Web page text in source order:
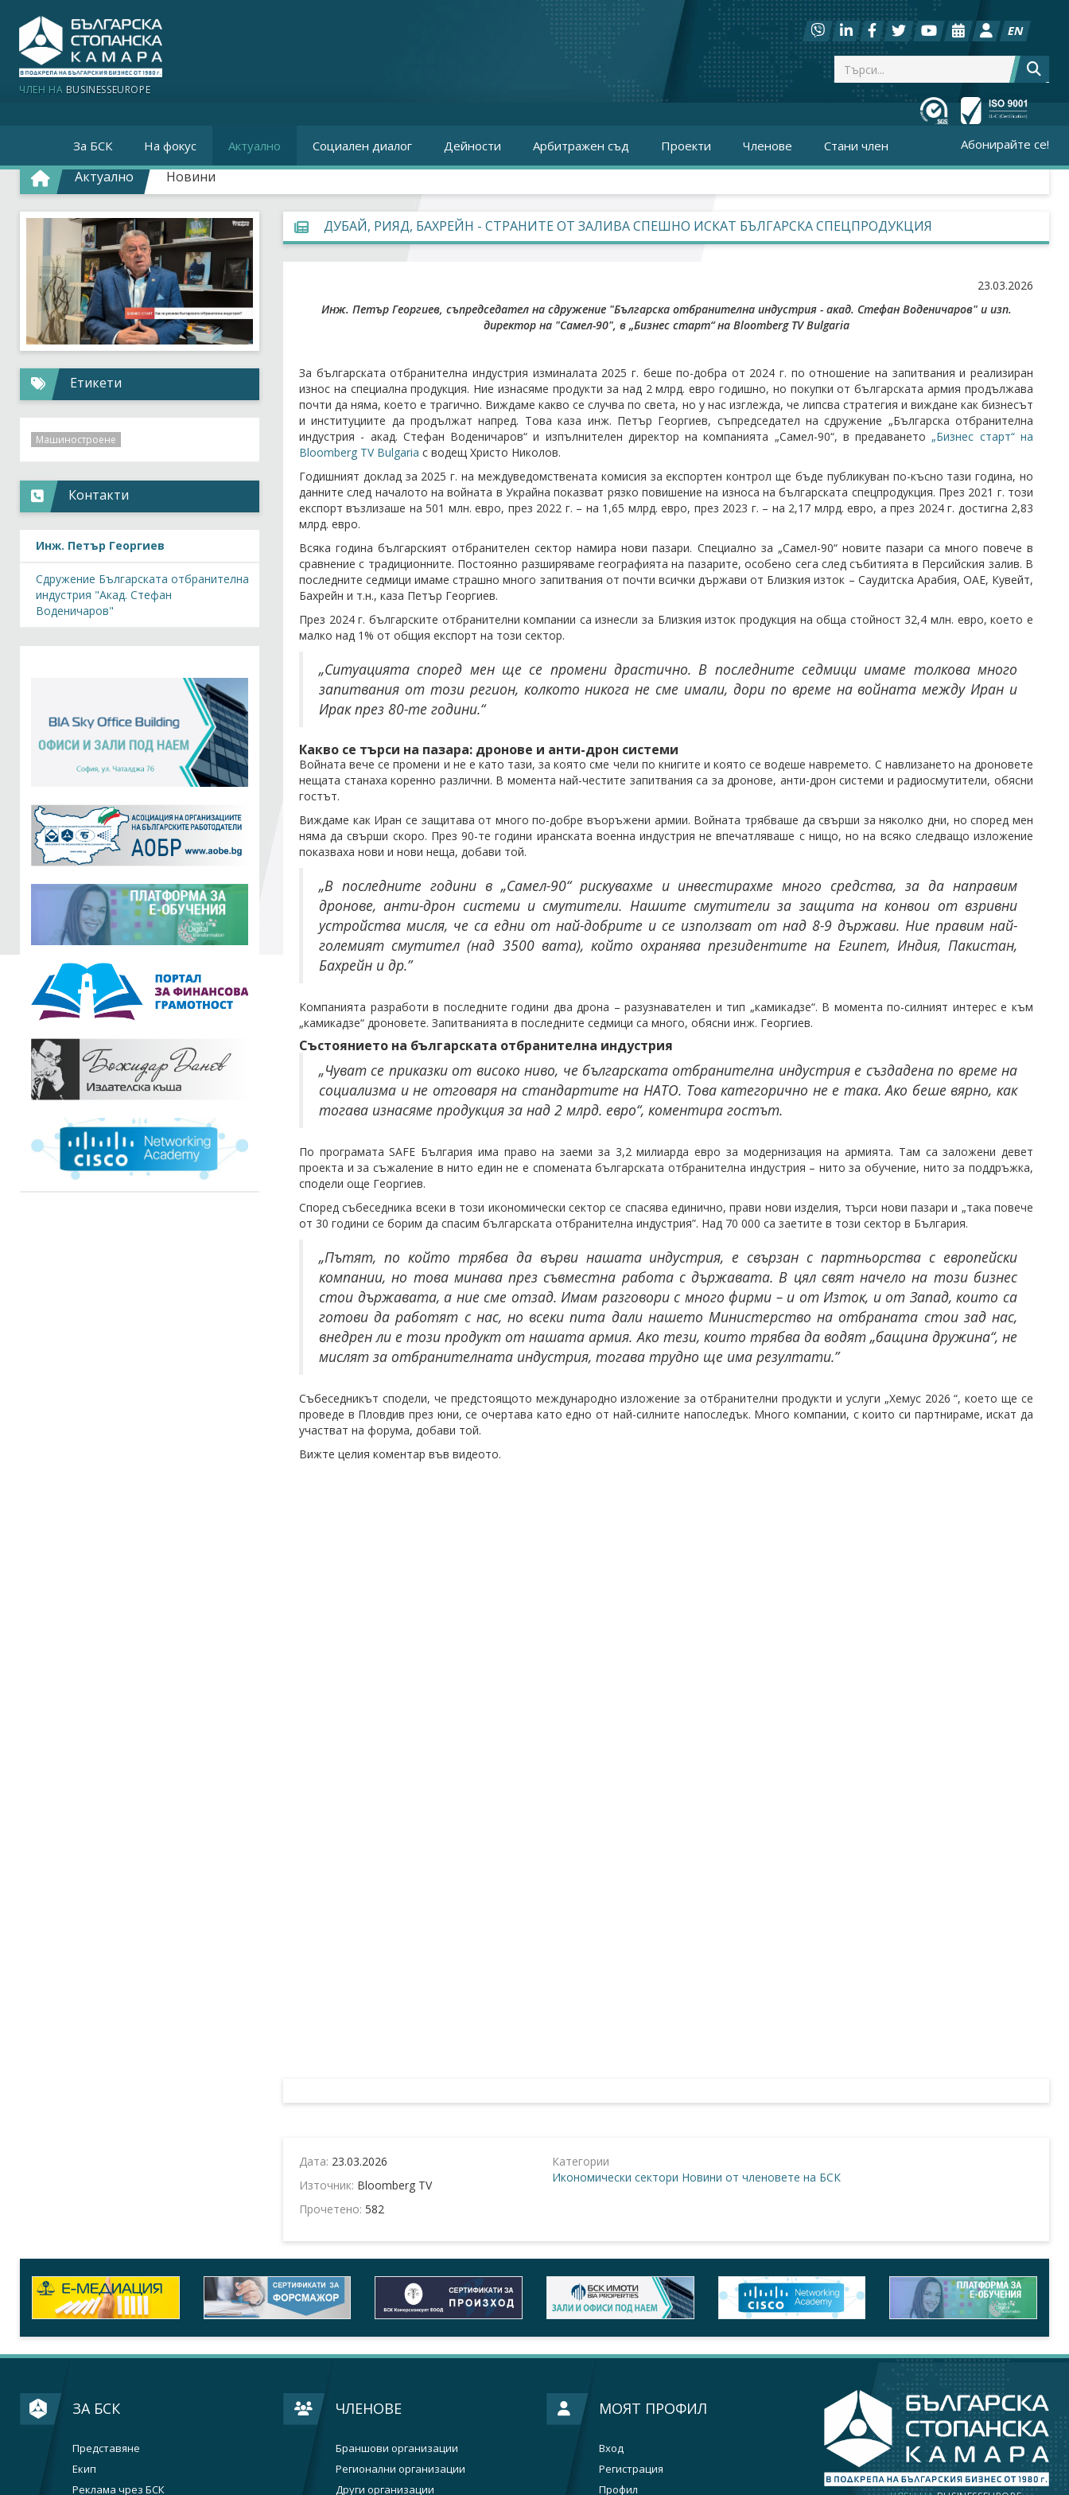
ЧЛЕН НА BUSINESSEUROPE
EN
За БСК На фокус Актуално Социален диалог Дейности Арбитражен съд Проекти Членове Стани член Абонирайте се!
Актуално Новини
ДУБАЙ, РИЯД, БАХРЕЙН - СТРАНИТЕ ОТ ЗАЛИВА СПЕШНО ИСКАТ БЪЛГАРСКА СПЕЦПРОДУКЦИЯ
23.03.2026
Инж. Петър Георгиев, съпредседател на сдружение "Българска отбранителна индустрия - акад. Стефан Воденичаров" и изп.
директор на "Самел-90", в „Бизнес старт“ на Bloomberg TV Bulgaria
За българската отбранителна индустрия изминалата 2025 г. беше по-добра от 2024 г. по отношение на запитвания и реализиран
износ на специална продукция. Ние изнасяме продукти за над 2 млрд. евро годишно, но покупки от българската армия продължава
почти да няма, което е трагично. Виждаме какво се случва по света, но у нас изглежда, че липсва стратегия и виждане как бизнесът
и институциите да продължат напред. Това каза инж. Петър Георгиев, съпредседател на сдружение „Българска отбранителна
индустрия - акад. Стефан Воденичаров“ и изпълнителен директор на компанията „Самел-90“, в предаването „Бизнес старт“ на
Bloomberg TV Bulgaria с водещ Христо Николов.
Годишният доклад за 2025 г. на междуведомствената комисия за експортен контрол ще бъде публикуван по-късно тази година, но
данните след началото на войната в Украйна показват рязко повишение на износа на българската спецпродукция. През 2021 г. този
експорт възлизаше на 501 млн. евро, през 2022 г. – на 1,65 млрд. евро, през 2023 г. – на 2,17 млрд. евро, а през 2024 г. достигна 2,83
млрд. евро.
Всяка година българският отбранителен сектор намира нови пазари. Специално за „Самел-90“ новите пазари са много повече в
сравнение с традиционните. Постоянно разширяваме географията на пазарите, особено сега след събитията в Персийския залив. В
последните седмици имаме страшно много запитвания от почти всички държави от Близкия изток – Саудитска Арабия, ОАЕ, Кувейт,
Бахрейн и т.н., каза Петър Георгиев.
През 2024 г. българските отбранителни компании са изнесли за Близкия изток продукция на обща стойност 32,4 млн. евро, което е
малко над 1% от общия експорт на този сектор.
„Ситуацията според мен ще се промени драстично. В последните седмици имаме толкова много
запитвания от този регион, колкото никога не сме имали, дори по време на войната между Иран и
Ирак през 80-те години.“
Какво се търси на пазара: дронове и анти-дрон системи
Войната вече се промени и не е като тази, за която сме чели по книгите и която се водеше навремето. С навлизането на дроновете
нещата станаха коренно различни. В момента най-честите запитвания са за дронове, анти-дрон системи и радиосмутители, обясни
гостът.
Виждаме как Иран се защитава от много по-добре въоръжени армии. Войната трябваше да свърши за няколко дни, но според мен
няма да свърши скоро. През 90-те години иранската военна индустрия не впечатляваше с нищо, но на всяко следващо изложение
показваха нови и нови неща, добави той.
„В последните години в „Самел-90“ рискувахме и инвестирахме много средства, за да направим
дронове, анти-дрон системи и смутители. Нашите смутители за защита на конвои от взривни
устройства мисля, че са едни от най-добрите и се използват от над 8-9 държави. Ние правим най-
големият смутител (над 3500 вата), който охранява президентите на Египет, Индия, Пакистан,
Бахрейн и др.”
Компанията разработи в последните години два дрона – разузнавателен и тип „камикадзе“. В момента по-силният интерес е към
„камикадзе“ дроновете. Запитванията в последните седмици са много, обясни инж. Георгиев.
Състоянието на българската отбранителна индустрия
„Чуват се приказки от високо ниво, че българската отбранителна индустрия е създадена по време на
социализма и не отговаря на стандартите на НАТО. Това категорично не е така. Ако беше вярно, как
тогава изнасяме продукция за над 2 млрд. евро“, коментира гостът.
По програмата SAFE България има право на заеми за 3,2 милиарда евро за модернизация на армията. Там са заложени девет
проекта и за съжаление в нито един не е спомената българската отбранителна индустрия – нито за обучение, нито за поддръжка,
сподели още Георгиев.
Според събеседника всеки в този икономически сектор се спасява единично, прави нови изделия, търси нови пазари и „така повече
от 30 години се борим да спасим българската отбранителна индустрия”. Над 70 000 са заетите в този сектор в България.
„Пътят, по който трябва да върви нашата индустрия, е свързан с партньорства с европейски
компании, но това минава през съвместна работа с държавата. В цял свят начело на този бизнес
стои държавата, а ние сме отзад. Имам разговори с много фирми – и от Изток, и от Запад, които са
готови да работят с нас, но всеки пита дали нашето Министерство на отбраната стои зад нас,
внедрен ли е този продукт от нашата армия. Ако тези, които трябва да водят „бащина дружина“, не
мислят за отбранителната индустрия, тогава трудно ще има резултати.”
Събеседникът сподели, че предстоящото международно изложение за отбранителни продукти и услуги „Хемус 2026 “, което ще се
проведе в Пловдив през юни, се очертава като едно от най-силните напоследък. Много компании, с които си партнираме, искат да
участват на форума, добави той.
Вижте целия коментар във видеото.
Дата: 23.03.2026
Източник: Bloomberg TV
Прочетено: 582
Категории
Икономически сектори Новини от членовете на БСК
Етикети
Машиностроене
Контакти
Инж. Петър Георгиев
Сдружение Българската отбранителна
индустрия "Акад. Стефан
Воденичаров"
ЗА БСК
Представяне
Екип
Реклама чрез БСК
ЧЛЕНОВЕ
Браншови организации
Регионални организации
Други организации
МОЯТ ПРОФИЛ
Вход
Регистрация
Профил